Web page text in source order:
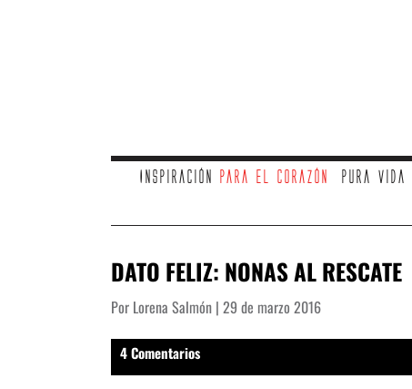
Inspiración para el corazón Pura vida
DATO FELIZ: NONAS AL RESCATE
Por Lorena Salmón | 29 de marzo 2016
4 Comentarios